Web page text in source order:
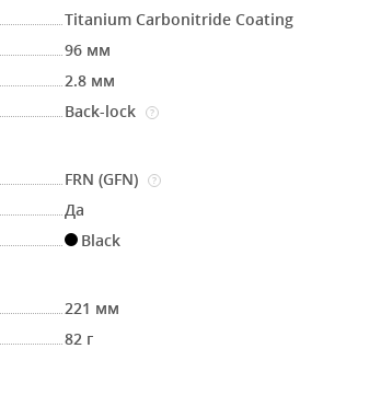
Titanium Carbonitride Coating
96 мм
2.8 мм
Back-lock ?
FRN (GFN) ?
Да
Black
221 мм
82 г